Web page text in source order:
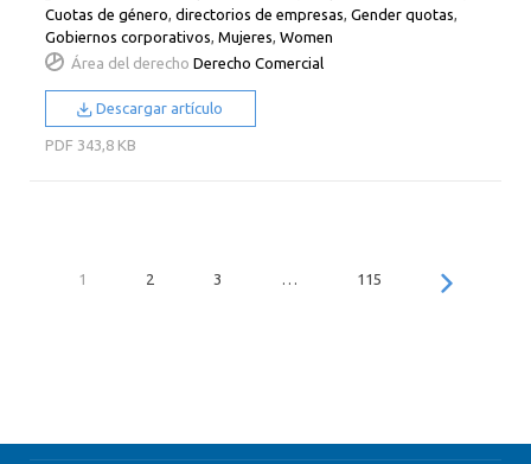
Cuotas de género ,directorios de empresas ,Gender quotas
Gobiernos corporativos ,Mujeres ,Women
Área del derecho Derecho Comercial
Descargar artículo
PDF 343,8 KB
1 2 3 … 115